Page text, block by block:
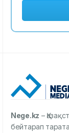
Nege.kz –
бейтарап